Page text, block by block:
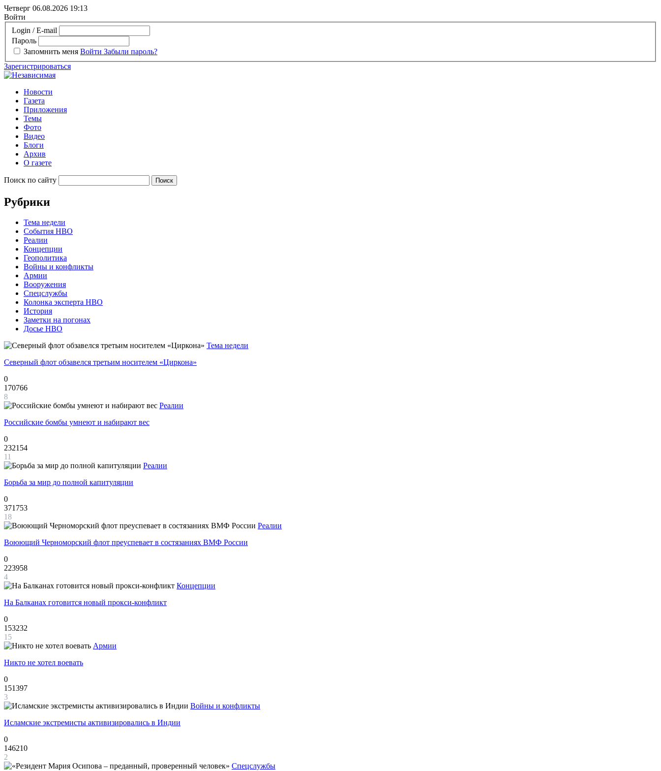
Четверг 06.08.2026 19:13
Войти
Login / E-mail
Пароль
Запомнить меня Войти Забыли пароль?
Зарегистрироваться
Новости
Газета
Приложения
Темы
Фото
Видео
Блоги
Архив
О газете
Поиск по сайту
Рубрики
Тема недели
События НВО
Реалии
Концепции
Геополитика
Войны и конфликты
Армии
Вооружения
Спецслужбы
Колонка эксперта НВО
История
Заметки на погонах
Досье НВО
Тема недели
Северный флот обзавелся третьим носителем «Циркона»
0
170766
8
Реалии
Российские бомбы умнеют и набирают вес
0
232154
11
Реалии
Борьба за мир до полной капитуляции
0
371753
18
Реалии
Воюющий Черноморский флот преуспевает в состязаниях ВМФ России
0
223958
4
Концепции
На Балканах готовится новый прокси-конфликт
0
153232
15
Армии
Никто не хотел воевать
0
151397
3
Войны и конфликты
Исламские экстремисты активизировались в Индии
0
146210
2
Спецслужбы